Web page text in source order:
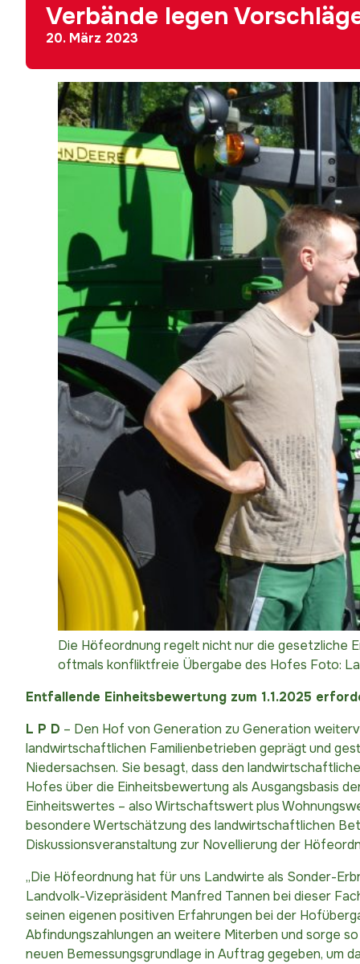
Verbände legen
20. März 2023
Die Höfeordnung regelt nicht nur die gesetzliche
oftmals konfliktfreie Übergabe des Hofes Foto:
Entfallende Einheitsbewertung zum 1.1.2025
L P D – Den Hof von Generation zu Generation
landwirtschaftlichen Familienbetrieben geprägt und
Niedersachsen. Sie besagt, dass den
Hofes über die Einheitsbewertung als Ausgangsbasis
Einheitswertes – also Wirtschaftswert plus
besondere Wertschätzung des landwirtschaftlichen
Diskussionsveranstaltung zur Novellierung der
„Die Höfeordnung hat für uns Landwirte als Sonder-
Landvolk-Vizepräsident Manfred Tannen bei dieser
seinen eigenen positiven Erfahrungen bei der
Abfindungszahlungen an weitere Miterben und sorge
neuen Bemessungsgrundlage in Auftrag gegeben, um